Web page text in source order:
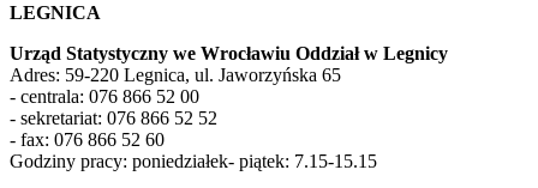
LEGNICA
Urząd Statystyczny we Wrocławiu Oddział w Legnicy
Adres: 59-220 Legnica, ul. Jaworzyńska 65
- centrala: 076 866 52 00
- sekretariat: 076 866 52 52
- fax: 076 866 52 60
Godziny pracy: poniedziałek- piątek: 7.15-15.15